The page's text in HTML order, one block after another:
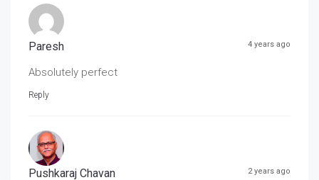
Paresh 4 years ago
Absolutely perfect
Reply
Pushkaraj Chavan 2 years ago